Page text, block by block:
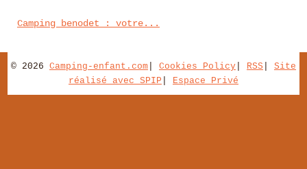
Camping benodet : votre...
© 2026 Camping-enfant.com Cookies Policy RSS
Site
réalisé avec SPIP
Espace Privé